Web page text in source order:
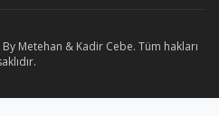
Metehan & Kadir Cebe. Tüm hakları